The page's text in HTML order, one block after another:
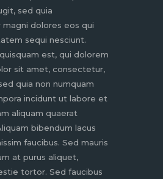
sed quia
dolores eos qui
sequi nesciunt.
est, qui dolorem
sit amet, consectetur,
quia non numquam
incidunt ut labore et
aliquam quaerat
bibendum lacus
faucibus. Sed mauris
at purus aliquet,
tortor. Sed faucibus